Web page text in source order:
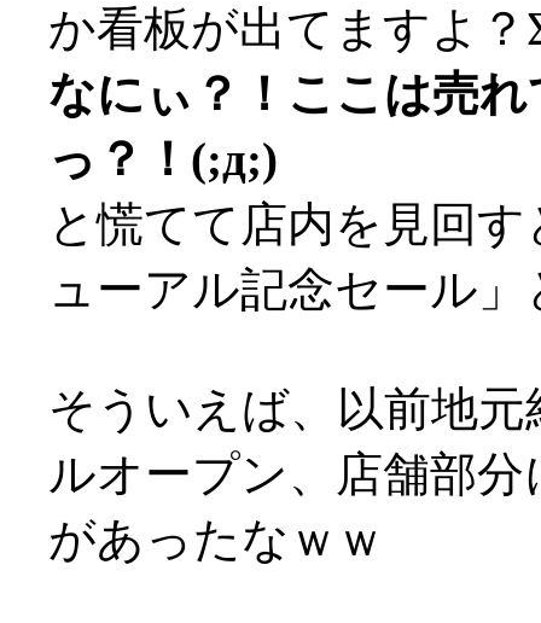
か看板が出てますよ？
なにぃ？！ここは売
っ？！(;д;)
と慌てて店内を見回
ューアル記念セール
そういえば、以前地
ルオープン、店舗部
があったなｗｗ